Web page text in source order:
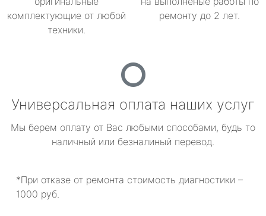
комплектующие от любой
техники.
ремонту до 2 лет.
Универсальная оплата наших услуг
Мы берем оплату от Вас любыми способами, будь то
наличный или безналиный перевод.
*При отказе от ремонта стоимость диагностики –
1000 руб.